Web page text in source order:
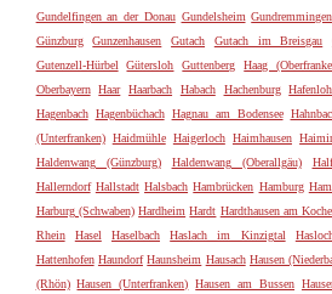
Gundelfingen an der Donau Gundelsheim Gundremmingen
Günzburg
Gunzenhausen Gutach Gutach im Breisgau
Gutenzell-Hürbel
Gütersloh Guttenberg Haag
Oberbayern
Haar Haarbach Habach Hachenburg
Hagenbach Hagenbüchach Hagnau am Bodensee
(Unterfranken) Haidmühle Haigerloch Haimhausen
Haldenwang (Günzburg)
Haldenwang (Oberallgäu)
Hallerndorf Hallstadt Halsbach Hambrücken Hamburg
Harburg (Schwaben) Hardheim Hardt Hardthausen am
Rhein
Hasel Haselbach Haslach im Kinzigtal
Hattenhofen Haundorf Haunsheim Hausach Hausen
(Rhön) Hausen (Unterfranken) Hausen am Bussen